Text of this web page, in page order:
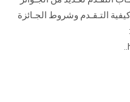
الزائـرون
التـقـدم وشروط الجـائزة